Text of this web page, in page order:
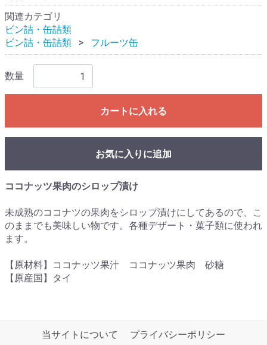
関連カテゴリ
ビン詰・缶詰類
ビン詰・缶詰類
フルーツ缶
数量
カートに入れる
お気に入りに追加
ココナッツ果肉のシロップ漬け
未成熟のココナツの果肉をシロップ漬けにしてあるので、こ
のままでも美味しい物です。各種デザート・菓子類に使われ
ます。
【原材料】ココナッツ果汁 ココナッツ果肉 砂糖
【原産国】タイ
当サイトについて プライバシーポリシー